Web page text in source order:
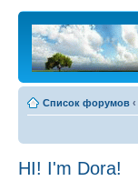
Список форумов ‹
HI! I'm Dora!